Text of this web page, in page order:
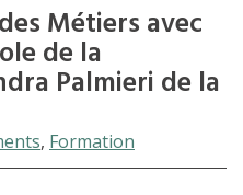
Métiers avec
de la
Palmieri de la
, Formation